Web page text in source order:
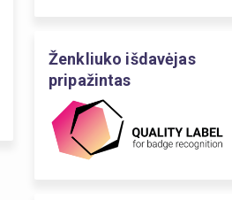
Ženkliuko išdavėjas
pripažintas